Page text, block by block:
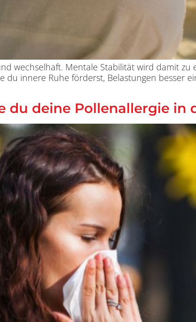
wechselhaft. Mentale Stabilität wird damit zu
du innere Ruhe förderst, Belastungen besser
du deine Pollenallergie in